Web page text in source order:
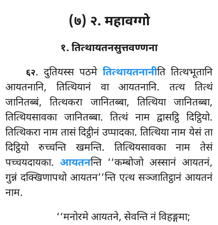
(७) २. महावग्गो
१. तित्थायतनसुत्तवण्णना
६२. दुतियस्स पठमे तित्थायतनानीति तित्थभूतानि
आयतनानि, तित्थियानं वा आयतनानि. तत्थ तित्थं
जानितब्बं, तित्थकरा जानितब्बा, तित्थिया जानितब्बा,
तित्थियसावका जानितब्बा. तित्थं नाम द्वासट्ठि दिट्ठियो.
तित्थिकरा नाम तासं दिट्ठीनं उप्पादका. तित्थिया नाम येसं ता
दिट्ठियो रुच्चन्ति खमन्ति. तित्थियसावका नाम तेसं
पच्चयदायका.आयतनन्ति ‘‘कम्बोजो अस्सानं आयतनं,
गुन्नं दक्खिणापथो आयतन’’न्ति एत्थ सञ्जातिट्ठानं आयतनं
नाम.
‘‘मनोरमे आयतने, सेवन्ति नं विहङ्गमा;